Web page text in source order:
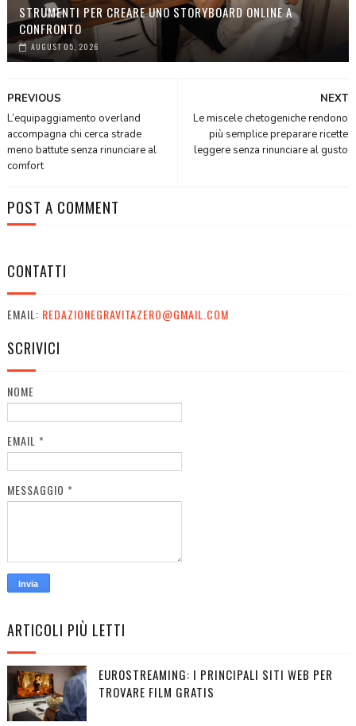
STRUMENTI PER CREARE UNO STORYBOARD ONLINE A
CONFRONTO
AUGUST 05, 2026
NEXT
Le miscele chetogeniche rendono
più semplice preparare ricette
leggere senza rinunciare al gusto
PREVIOUS
L’equipaggiamento overland
accompagna chi cerca strade
meno battute senza rinunciare al
comfort
POST A COMMENT
CONTATTI
EMAIL: REDAZIONEGRAVITAZERO@GMAIL.COM
SCRIVICI
NOME
EMAIL *
MESSAGGIO *
ARTICOLI PIÙ LETTI
EUROSTREAMING: I PRINCIPALI SITI WEB PER
TROVARE FILM GRATIS